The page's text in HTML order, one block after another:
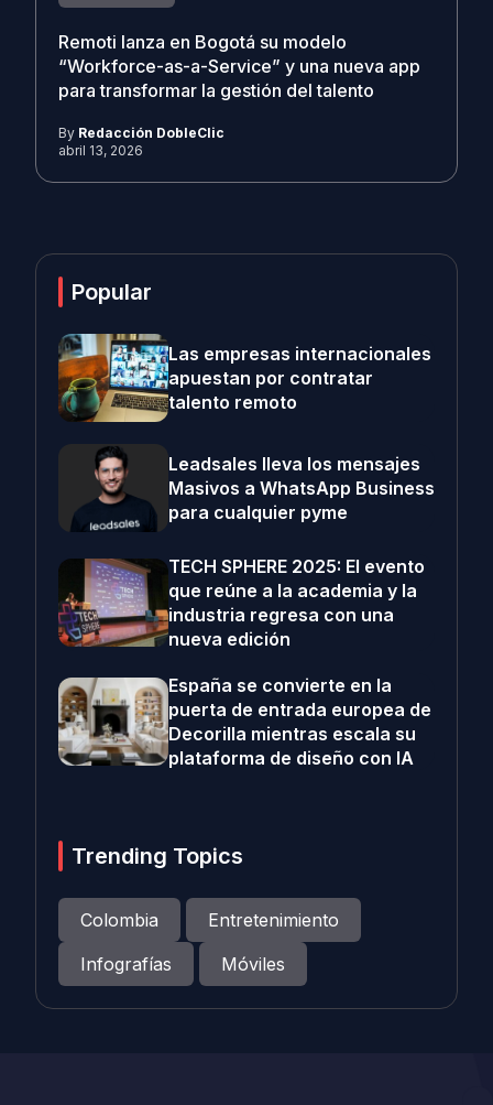
Remoti lanza en Bogotá su modelo
“Workforce-as-a-Service” y una nueva app
para transformar la gestión del talento
By Redacción DobleClic
abril 13, 2026
Popular
Las empresas internacionales
apuestan por contratar
talento remoto
Leadsales lleva los mensajes
Masivos a WhatsApp Business
para cualquier pyme
TECH SPHERE 2025: El evento
que reúne a la academia y la
industria regresa con una
nueva edición
España se convierte en la
puerta de entrada europea de
Decorilla mientras escala su
plataforma de diseño con IA
Trending Topics
Colombia
Entretenimiento
Infografías
Móviles